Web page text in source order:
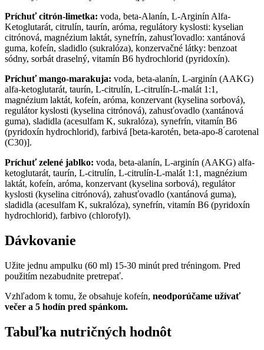
Príchuť citrón-limetka: voda, beta-Alanín, L-Arginín Alfa-
Ketoglutarát, citrulín, taurín, aróma, regulátory kyslosti: kyselian
citrónová, magnézium laktát, synefrín, zahusťlovadlo: xantánová
guma, kofeín, sladidlo (sukralóza), konzervačné látky: benzoat
sódny, sorbát draselný, vitamín B6 hydrochlorid (pyridoxín).
Príchuť mango-marakuja: voda, beta-alanín, L-arginín (AAKG)
alfa-ketoglutarát, taurín, L-citrulín, L-citrulín-L-malát 1:1,
magnézium laktát, kofeín, aróma, konzervant (kyselina sorbová),
regulátor kyslosti (kyselina citrónová), zahusťovadlo (xantánová
guma), sladidla (acesulfam K, sukralóza), synefrín, vitamín B6
(pyridoxín hydrochlorid), farbivá [beta-karotén, beta-apo-8 ́carotenal
(C30)].
Príchuť zelené jablko: voda, beta-alanín, L-arginín (AAKG) alfa-
ketoglutarát, taurín, L-citrulín, L-citrulín-L-malát 1:1, magnézium
laktát, kofeín, aróma, konzervant (kyselina sorbová), regulátor
kyslosti (kyselina citrónová), zahusťovadlo (xantánová guma),
sladidla (acesulfam K, sukralóza), synefrín, vitamín B6 (pyridoxín
hydrochlorid), farbivo (chlorofyl).
Dávkovanie
Užite jednu ampulku (60 ml) 15-30 minút pred tréningom. Pred
použitím nezabudnite pretrepať.
Vzhľadom k tomu, že obsahuje kofeín, neodporúčame užívať
večer a 5 hodín pred spánkom.
Tabuľka nutričných hodnôt